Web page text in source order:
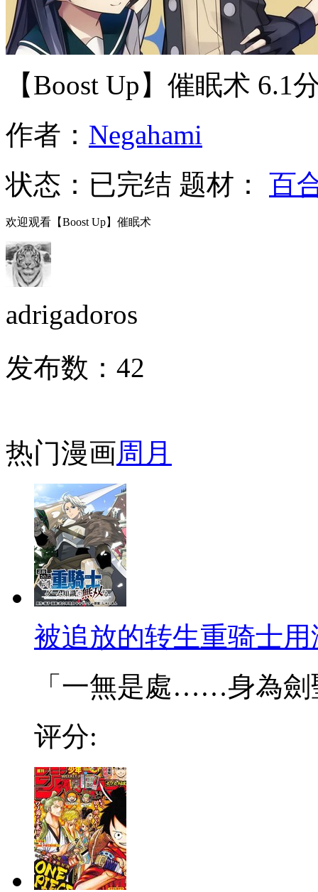
【Boost Up】催眠术 6.1
作者： Negahami
状态： 已完结 题材： 百
欢迎观看【Boost Up】催眠术
adrigadoros
发布数： 42
热门漫画周 月
被追放的转生重骑士
「一無是處……身為劍
评分: